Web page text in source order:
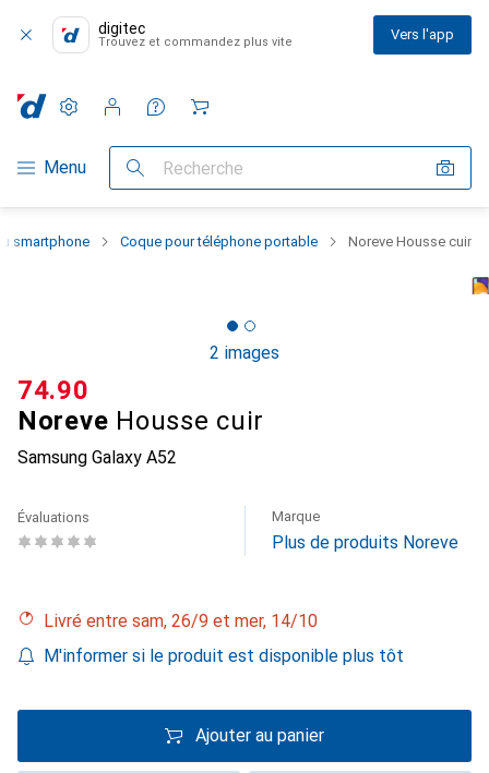
digitec
Trouvez et commandez plus vite Vers l'app
Navigation par catégorie
Menu Recherche
Paramètres
Compte client
Listes de comparaison
Listes d'envies
Panier
smartphone Coque pour téléphone portable Noreve Housse cuir
2 images
Noreve Housse cuir
Samsung Galaxy A52
CHF
74.90
Évaluations Marque
Plus de produits Noreve
Livré entre sam, 26/9 et mer, 14/10
M'informer si le produit est disponible plus tôt
Ajouter au panier